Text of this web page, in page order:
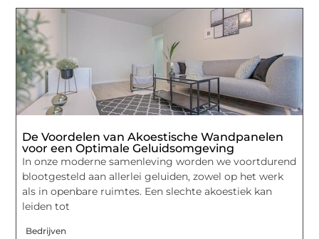
De Voordelen van Akoestische Wandpanelen
voor een Optimale Geluidsomgeving
In onze moderne samenleving worden we voortdurend
blootgesteld aan allerlei geluiden, zowel op het werk
als in openbare ruimtes. Een slechte akoestiek kan
leiden tot
Bedrijven